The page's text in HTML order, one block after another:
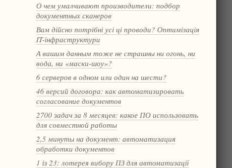
О чем умалчивают производители: подбор
документных сканеров
Вам дійсно потрібні усі ці проводи? Оптимізація
IT-інфраструктури
А вашим данным тоже не страшны ни огонь, ни
вода, ни «маски-шоу»?
6 серверов в одном или один на шести?
46 версий договора: как автоматизировать
согласование документов
2700 задач за 8 месяцев: какое ПО использовать
для совместной работы
2,5 минуты на документ: автоматизация
обработки документов
1 із 23: лотерея вибору ПЗ для автоматизації